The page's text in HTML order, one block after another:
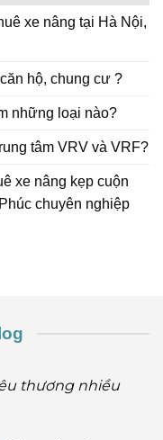
xe nâng tại Hà Nội,
hộ, chung cư ?
những loại nào?
tâm VRV và VRF?
xe nâng kẹp cuộn
chuyên nghiệp
thương nhiều